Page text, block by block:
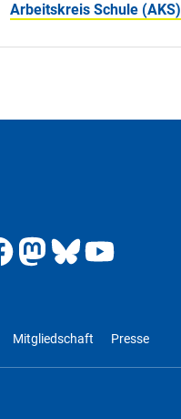
Arbeitskreis Schule (AKS)
Mitgliedschaft Presse